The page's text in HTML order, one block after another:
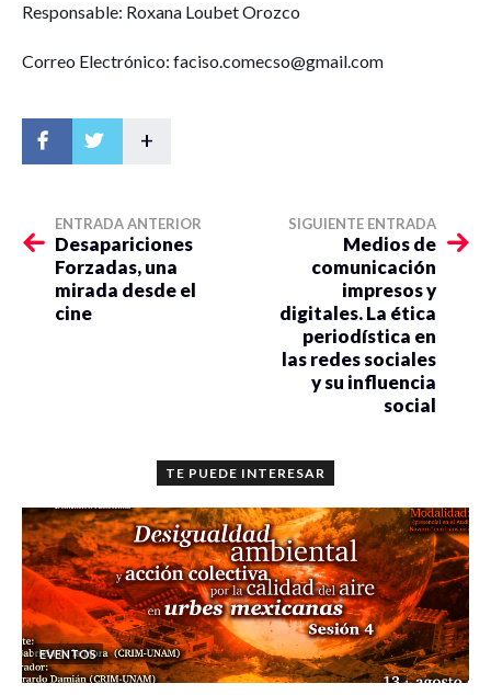
Responsable: Roxana Loubet Orozco
Correo Electrónico: faciso.comecso@gmail.com
+
ENTRADA ANTERIOR
Desapariciones
Forzadas, una
mirada desde el
cine
SIGUIENTE ENTRADA
Medios de
comunicación
impresos y
digitales. La ética
periodística en
las redes sociales
y su influencia
social
TE PUEDE INTERESAR
EVENTOS